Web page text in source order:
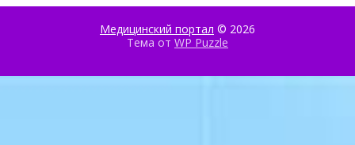
Медицинский портал © 2026
Тема от WP Puzzle